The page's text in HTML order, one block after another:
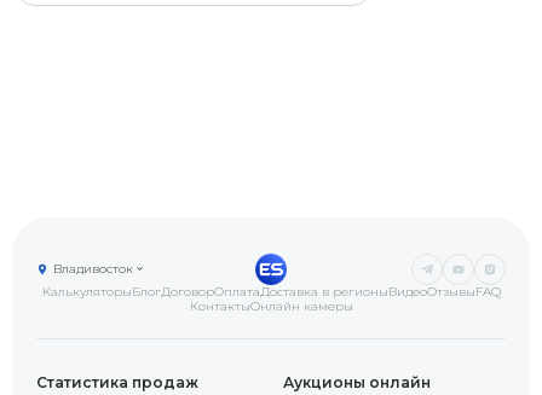
КалькуляторыБлогДоговорОплата Доставка в регионыВидеоОтзывыFAQ
КонтактыОнлайн камеры
Владивосток
Статистика продаж
Аукционы онлайн